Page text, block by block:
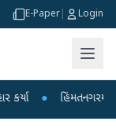
E-Paper Login
● હિંમતનગરમાં રહસ્યમય